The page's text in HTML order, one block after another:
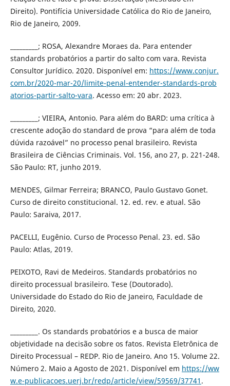
Direito). Pontifícia Universidade Católica do Rio de Janeiro,
Rio de Janeiro, 2009.
_________; ROSA, Alexandre Moraes da. Para entender
standards probatórios a partir do salto com vara. Revista
Consultor Jurídico. 2020. Disponível em: https://www.conjur.
com.br/2020-mar-20/limite-penal-entender-standards-prob
atorios-partir-salto-vara. Acesso em: 20 abr. 2023.
_________; VIEIRA, Antonio. Para além do BARD: uma crítica à
crescente adoção do standard de prova “para além de toda
dúvida razoável” no processo penal brasileiro. Revista
Brasileira de Ciências Criminais. Vol. 156, ano 27, p. 221-248.
São Paulo: RT, junho 2019.
MENDES, Gilmar Ferreira; BRANCO, Paulo Gustavo Gonet.
Curso de direito constitucional. 12. ed. rev. e atual. São
Paulo: Saraiva, 2017.
PACELLI, Eugênio. Curso de Processo Penal. 23. ed. São
Paulo: Atlas, 2019.
PEIXOTO, Ravi de Medeiros. Standards probatórios no
direito processual brasileiro. Tese (Doutorado).
Universidade do Estado do Rio de Janeiro, Faculdade de
Direito, 2020.
_________. Os standards probatórios e a busca de maior
objetividade na decisão sobre os fatos. Revista Eletrônica de
Direito Processual – REDP. Rio de Janeiro. Ano 15. Volume 22.
Número 2. Maio a Agosto de 2021. Disponível em https://ww
w.e-publicacoes.uerj.br/redp/article/view/59569/37741 .